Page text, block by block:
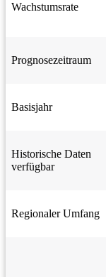
Wachstumsrate
Prognosezeitraum
Basisjahr
Historische Daten
verfügbar
Regionaler Umfang